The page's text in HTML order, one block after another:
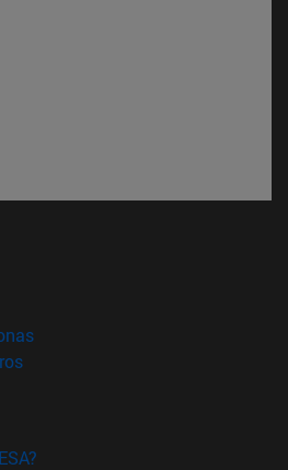
ventana)
(abre en nueva ventana)
(abre en nueva ventana)